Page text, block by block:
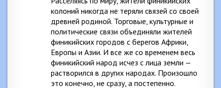
колоний никогда не теряли связей со своей
древней родиной. Торговые, культурные и
политические связи объединяли жителей
финикийских городов с берегов Африки,
Европы и Азии. И все же со временем весь
финикийский народ исчез с лица земли —
растворился в других народах. Произошло
это конечно, не сразу, а постепенно.